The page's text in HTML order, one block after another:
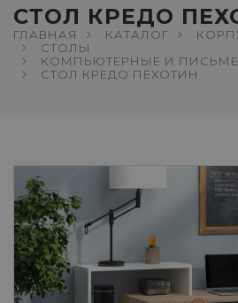
СТОЛ КРЕДО
ГЛАВНАЯ КАТАЛОГ
СТОЛЫ
КОМПЬЮТЕРНЫЕ И
СТОЛ КРЕДО ПЕХОТИН